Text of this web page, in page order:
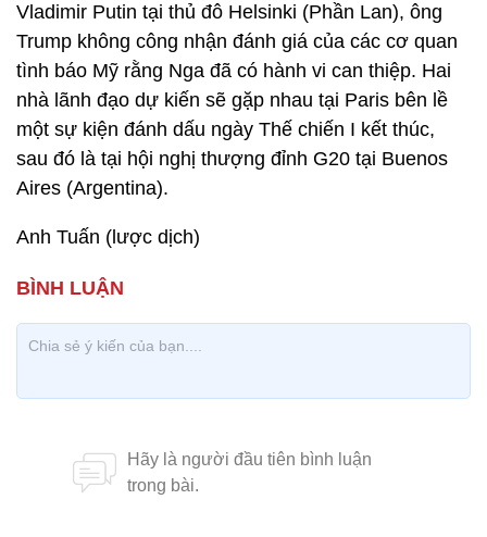
Vladimir Putin tại thủ đô Helsinki (Phần Lan), ông
Trump không công nhận đánh giá của các cơ quan
tình báo Mỹ rằng Nga đã có hành vi can thiệp. Hai
nhà lãnh đạo dự kiến sẽ gặp nhau tại Paris bên lề
một sự kiện đánh dấu ngày Thế chiến I kết thúc,
sau đó là tại hội nghị thượng đỉnh G20 tại Buenos
Aires (Argentina).
Anh Tuấn (lược dịch)